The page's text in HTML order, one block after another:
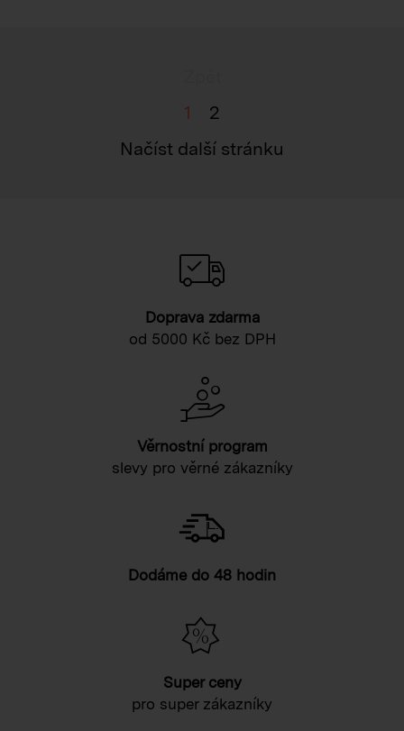
1
2
Načíst další stránku
Doprava zdarma
od 5000 Kč bez DPH
Věrnostní program
slevy pro věrné zákazníky
Dodáme do 48 hodin
Super ceny
pro super zákazníky